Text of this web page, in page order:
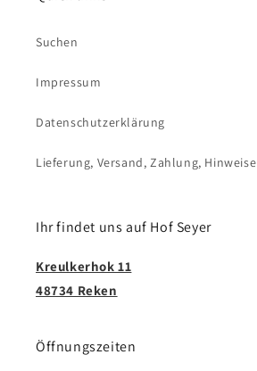
Suchen
Impressum
Datenschutzerklärung
Lieferung, Versand, Zahlung, Hinweise
Ihr findet uns auf Hof Seyer
Kreulkerhok 11
48734 Reken
Öffnungszeiten